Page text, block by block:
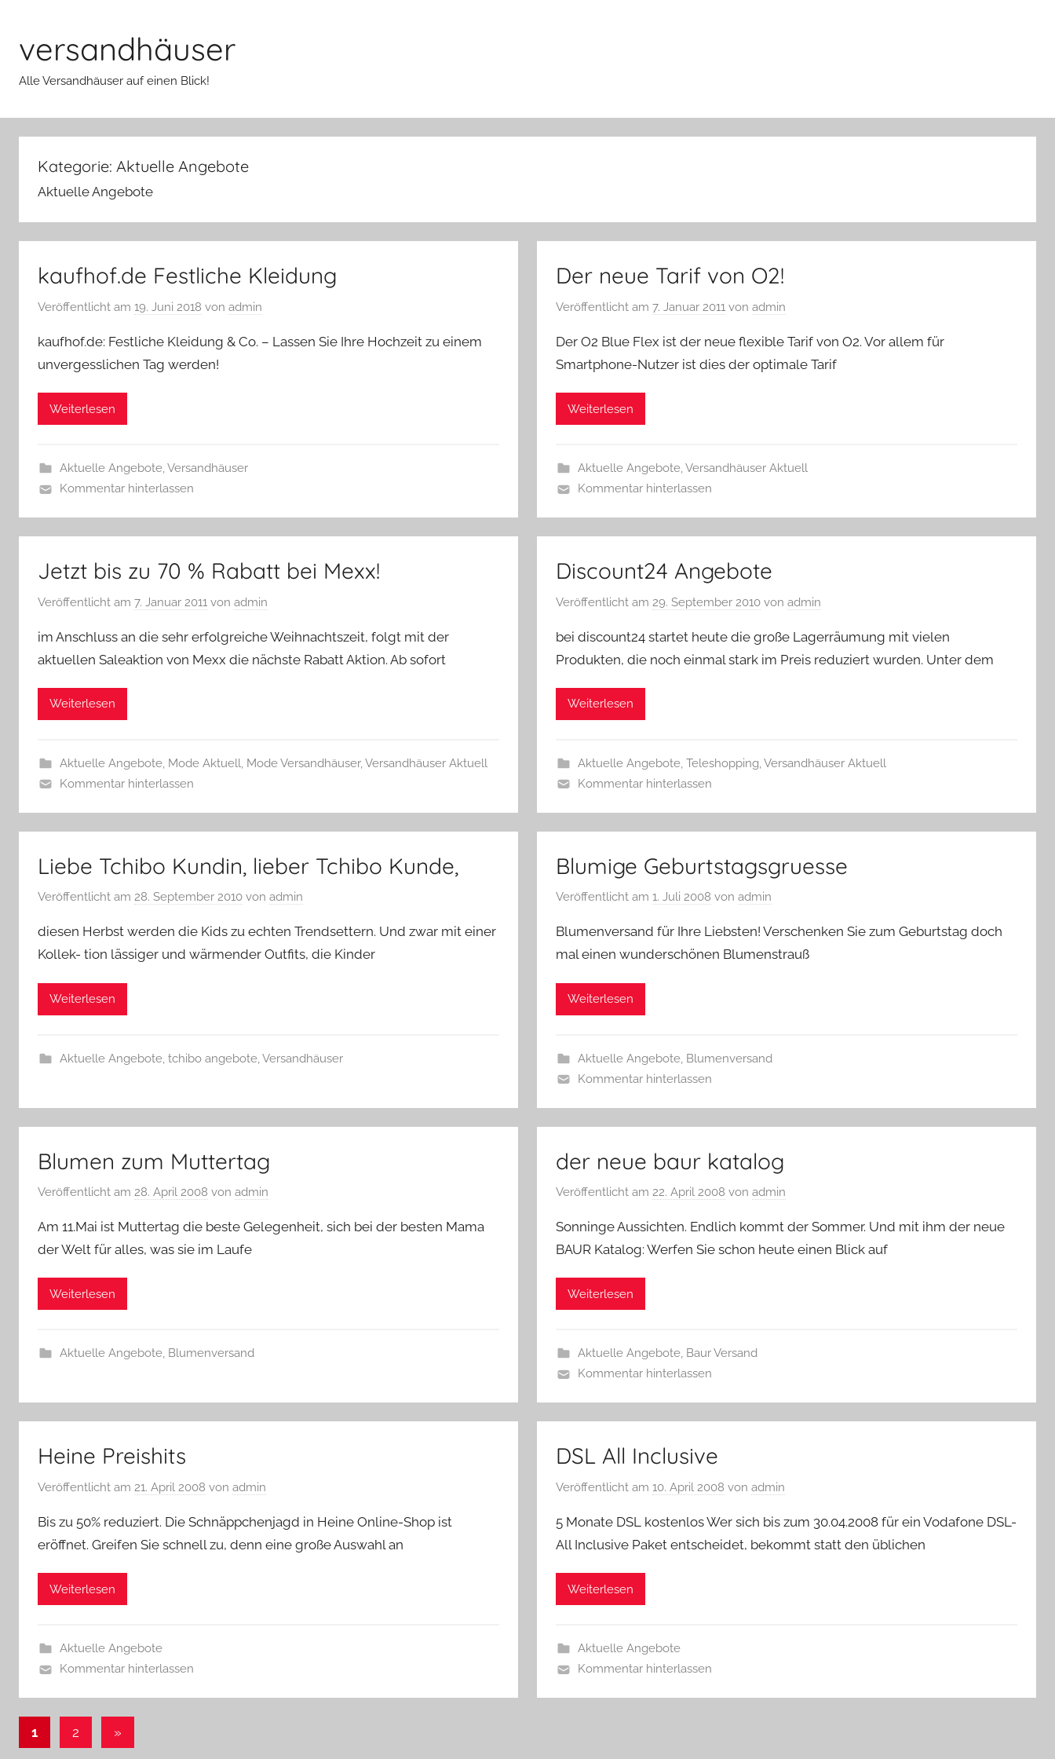
springen
versandhäuser
Alle Versandhäuser auf einen Blick!
Kategorie: Aktuelle Angebote
Aktuelle Angebote
kaufhof.de Festliche Kleidung
Veröffentlicht am 19. Juni 2018 von admin
kaufhof.de: Festliche Kleidung & Co. – Lassen Sie Ihre Hochzeit zu einem
unvergesslichen Tag werden!
Weiterlesen
Aktuelle Angebote,Versandhäuser
Kommentar hinterlassen
Der neue Tarif von O2!
Veröffentlicht am 7. Januar 2011 von admin
Der O2 Blue Flex ist der neue flexible Tarif von O2. Vor allem für
Smartphone-Nutzer ist dies der optimale Tarif
Weiterlesen
Aktuelle Angebote,Versandhäuser Aktuell
Kommentar hinterlassen
Jetzt bis zu 70 % Rabatt bei Mexx!
Veröffentlicht am 7. Januar 2011 von admin
im Anschluss an die sehr erfolgreiche Weihnachtszeit, folgt mit der
aktuellen Saleaktion von Mexx die nächste Rabatt Aktion. Ab sofort
Weiterlesen
Aktuelle Angebote, Mode Aktuell, Mode Versandhäuser,Versandhäuser Aktuell
Kommentar hinterlassen
Discount24 Angebote
Veröffentlicht am 29. September 2010 von admin
bei discount24 startet heute die große Lagerräumung mit vielen
Produkten, die noch einmal stark im Preis reduziert wurden. Unter dem
Weiterlesen
Aktuelle Angebote, Teleshopping,Versandhäuser Aktuell
Kommentar hinterlassen
Liebe Tchibo Kundin, lieber Tchibo Kunde,
Veröffentlicht am 28. September 2010 von admin
diesen Herbst werden die Kids zu echten Trendsettern. Und zwar mit einer
Kollek- tion lässiger und wärmender Outfits, die Kinder
Weiterlesen
Aktuelle Angebote, tchibo angebote, Versandhäuser
Blumige Geburtstagsgruesse
Veröffentlicht am 1. Juli 2008 von admin
Blumenversand für Ihre Liebsten! Verschenken Sie zum Geburtstag doch
mal einen wunderschönen Blumenstrauß
Weiterlesen
Aktuelle Angebote, Blumenversand
Kommentar hinterlassen
Blumen zum Muttertag
Veröffentlicht am 28. April 2008 von admin
Am 11.Mai ist Muttertag die beste Gelegenheit, sich bei der besten Mama
der Welt für alles, was sie im Laufe
Weiterlesen
Aktuelle Angebote, Blumenversand
der neue baur katalog
Veröffentlicht am 22. April 2008 von admin
Sonninge Aussichten. Endlich kommt der Sommer. Und mit ihm der neue
BAUR Katalog: Werfen Sie schon heute einen Blick auf
Weiterlesen
Aktuelle Angebote, Baur Versand
Kommentar hinterlassen
Heine Preishits
Veröffentlicht am 21. April 2008 von admin
Bis zu 50% reduziert. Die Schnäppchenjagd in Heine Online-Shop ist
eröffnet. Greifen Sie schnell zu, denn eine große Auswahl an
Weiterlesen
Aktuelle Angebote
Kommentar hinterlassen
DSL All Inclusive
Veröffentlicht am 10. April 2008 von admin
5 Monate DSL kostenlos Wer sich bis zum 30.04.2008 für ein Vodafone DSL-
All Inclusive Paket entscheidet, bekommt statt den üblichen
Weiterlesen
Aktuelle Angebote
Kommentar hinterlassen
Beitragsnavigation
1 2
Nächste
»